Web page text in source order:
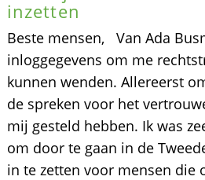
inzetten
Beste mensen, Van Ada
inloggegevens om me
kunnen wenden. Allereerst
de spreken voor het
mij gesteld hebben. Ik was
om door te gaan in de
in te zetten voor mensen die